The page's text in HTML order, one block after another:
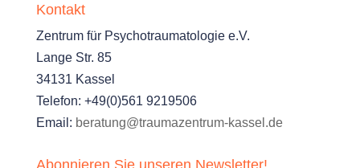
Kontakt
Zentrum für Psychotraumatologie e.V.
Lange Str. 85
34131 Kassel
Telefon: +49(0)561 9219506
Email: beratung@traumazentrum-kassel.de
Abonnieren Sie unseren Newsletter!